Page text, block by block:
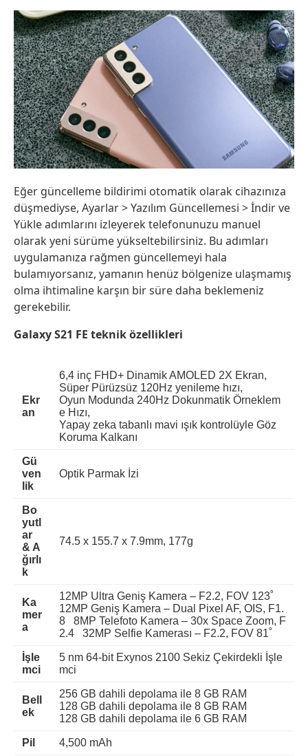
Eğer güncelleme bildirimi otomatik olarak cihazınıza
düşmediyse, Ayarlar > Yazılım Güncellemesi > İndir ve
Yükle adımlarını izleyerek telefonunuzu manuel
olarak yeni sürüme yükseltebilirsiniz. Bu adımları
uygulamanıza rağmen güncellemeyi hala
bulamıyorsanız, yamanın henüz bölgenize ulaşmamış
olma ihtimaline karşın bir süre daha beklemeniz
gerekebilir.
Galaxy S21 FE teknik özellikleri
Ekr
an
6,4 inç FHD+ Dinamik AMOLED 2X Ekran,
Süper Pürüzsüz 120Hz yenileme hızı,
Oyun Modunda 240Hz Dokunmatik Örneklem
e Hızı,
Yapay zeka tabanlı mavi ışık kontrolüyle Göz
Koruma Kalkanı
Gü
ven
lik
Optik Parmak İzi
Bo
yutl
ar
& A
ğırlı
k
74.5 x 155.7 x 7.9mm, 177g
Ka
mer
a
12MP Ultra Geniş Kamera – F2.2, FOV 123˚
12MP Geniş Kamera – Dual Pixel AF, OIS, F1.
8 8MP Telefoto Kamera – 30x Space Zoom, F
2.4 32MP Selfie Kamerası – F2.2, FOV 81˚
İşle
mci
5 nm 64-bit Exynos 2100 Sekiz Çekirdekli İşle
mci
Bell
ek
256 GB dahili depolama ile 8 GB RAM
128 GB dahili depolama ile 8 GB RAM
128 GB dahili depolama ile 6 GB RAM
Pil 4,500 mAh